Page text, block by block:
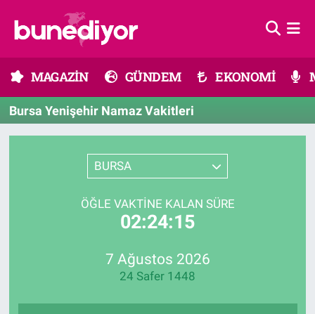
MAGAZİN GÜNDEM EKONOMİ
Bursa Yenişehir Namaz Vakitleri
BURSA
ÖĞLE VAKTINE KALAN SÜRE
02:24:15
7 Ağustos 2026
24 Safer 1448
Dünya
Müzik
EKONOMİ
TV MEDYA
Süper Lig Puan Durumu ve Fikstür
Tüm Manşetler
Son Dakika Haberleri